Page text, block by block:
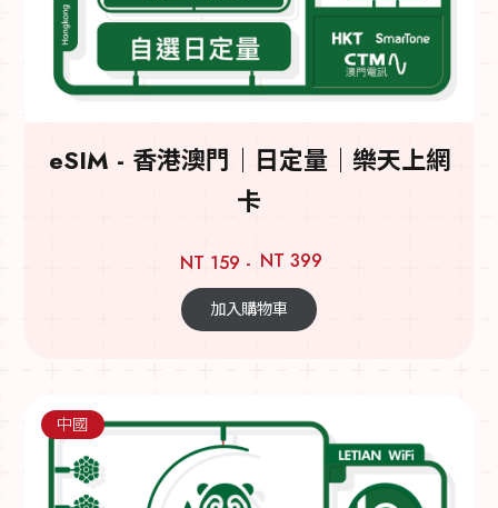
eSIM - 香港澳門｜日定量｜樂天上網
卡
NT 159 - NT 399
加入購物車
中國